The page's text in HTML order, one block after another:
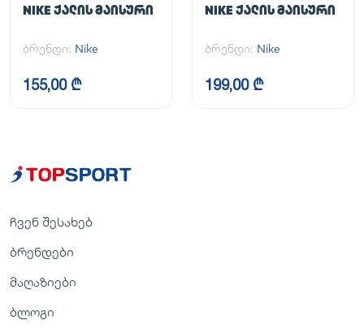
NIKE ᲥᲐᲚᲘᲡ ᲛᲐᲘᲡᲣᲠᲘ
ბრენდი: Nike
155,00 ₾
NIKE ᲥᲐᲚᲘᲡ ᲛᲐᲘᲡᲣᲠᲘ
ბრენდი: Nike
199,00 ₾
ჩვენ შესახებ
ბრენდები
მაღაზიები
ბლოგი